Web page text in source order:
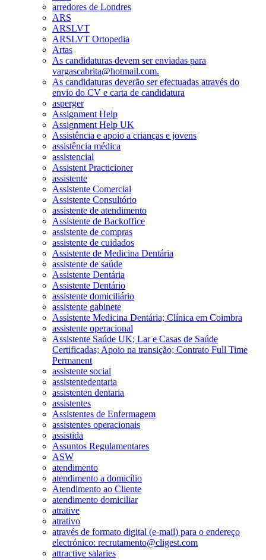
arredores de Londres
ARS
ARSLVT
ARSLVT Ortopedia
Artas
As candidaturas devem ser enviadas para
vargascabrita@hotmail.com.
As candidaturas deverão ser efectuadas através do
envio do CV e carta de candidatura
asperger
Assignment Help
Assignment Help UK
Assistência e apoio a crianças e jovens
assistência médica
assistencial
Assistent Practicioner
assistente
Assistente Comercial
Assistente Consultório
assistente de atendimento
Assistente de Backoffice
assistente de compras
assistente de cuidados
Assistente de Medicina Dentária
assistente de saúde
Assistente Dentária
Assistente Dentário
assistente domiciliário
assistente gabinete
Assistente Medicina Dentária; Clínica em Coimbra
assistente operacional
Assistente Saúde UK; Lar e Casas de Saúde
Certificadas; Apoio na transição; Contrato Full Time
Permanent
assistente social
assistentedentaria
assistenten dentaria
assistentes
Assistentes de Enfermagem
assistentes operacionais
assistida
Assuntos Regulamentares
ASW
atendimento
atendimento a domicílio
Atendimento ao Cliente
atendimento domiciliar
atrative
atrativo
através de formato digital (e-mail) para o endereço
electrónico: recrutamento@cligest.com
attractive salaries